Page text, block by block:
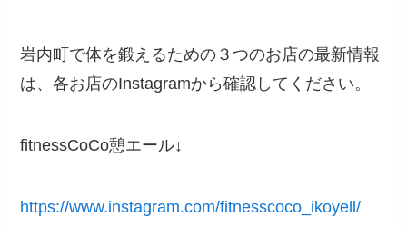
岩内町で体を鍛えるための３つのお店の最新情報
は、各お店のInstagramから確認してください。
fitnessCoCo憩エール↓
https://www.instagram.com/fitnesscoco_ikoyell/